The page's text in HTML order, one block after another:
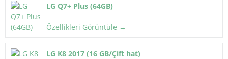
LG Q7+ Plus (64GB)
Özellikleri Görüntüle →
LG K8 2017 (16 GB/Çift hat)